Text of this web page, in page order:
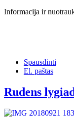
Informacija ir
Spausdinti
El. paštas
Rudens